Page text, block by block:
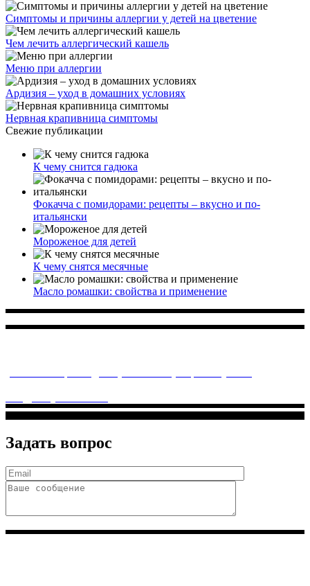
Симптомы и причины аллергии у детей на цветение
Чем лечить аллергический кашель
Меню при аллергии
Ардизия – уход в домашних условиях
Нервная крапивница симптомы
Свежие публикации
К чему снится гадюка
Фокачча с помидорами: рецепты – вкусно и по-
итальянски
Мороженое для детей
К чему снятся месячные
Масло ромашки: свойства и применение
Задать вопрос